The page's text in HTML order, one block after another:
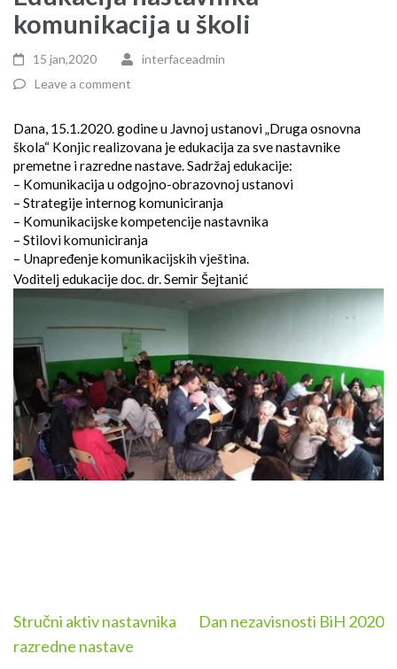
komunikacija u školi
15 jan,2020
interfaceadmin
Leave a comment
Dana, 15.1.2020. godine u Javnoj ustanovi „Druga osnovna
škola“ Konjic realizovana je edukacija za sve nastavnike
premetne i razredne nastave. Sadržaj edukacije:
– Komunikacija u odgojno-obrazovnoj ustanovi
– Strategije internog komuniciranja
– Komunikacijske kompetencije nastavnika
– Stilovi komuniciranja
– Unapređenje komunikacijskih vještina.
Voditelj edukacije doc. dr. Semir Šejtanić
Navigacija
članaka
Stručni aktiv nastavnika
razredne nastave
Dan nezavisnosti BiH 2020